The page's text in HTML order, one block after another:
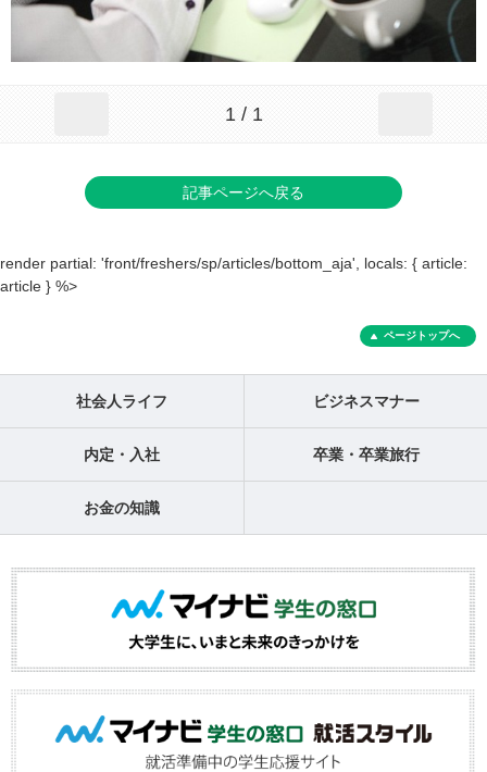
1 / 1
記事ページへ戻る
render partial: 'front/freshers/sp/articles/bottom_aja', locals: { article:
article } %>
ページトップへ
社会人ライフ ビジネスマナー
内定・入社 卒業・卒業旅行
お金の知識